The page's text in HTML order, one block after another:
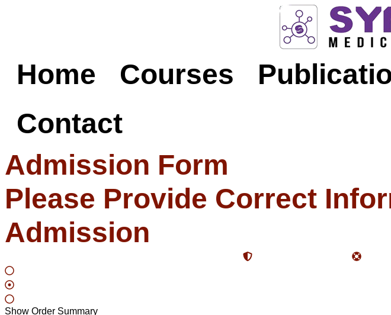
Home Courses
Contact
Admission Form
Please Provide Correct
Admission
Show Order Summary